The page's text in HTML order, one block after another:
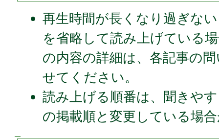
再生時間が長くなり過ぎな
を省略して読み上げている
の内容の詳細は、各記事の
せてください。
読み上げる順番は、聞きや
の掲載順と変更している場